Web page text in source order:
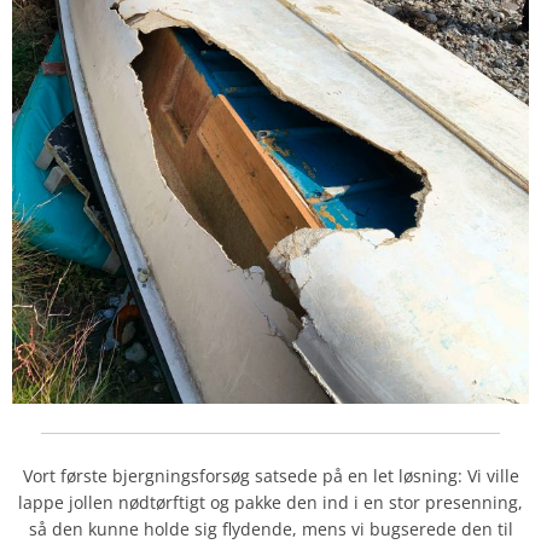
Vort første bjergningsforsøg satsede på en let løsning: Vi ville
lappe jollen nødtørftigt og pakke den ind i en stor presenning,
så den kunne holde sig flydende, mens vi bugserede den til